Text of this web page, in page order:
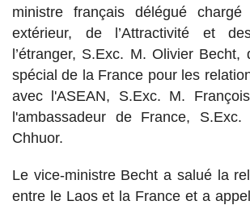
ministre français délégué
extérieur, de l’Attractivité et
l’étranger, S.Exc. M. Olivier Becht,
spécial de la France pour les
avec l'ASEAN, S.Exc. M.
l'ambassadeur de France, S.Exc.
Chhuor.
Le vice-ministre Becht a salué la
entre le Laos et la France et a